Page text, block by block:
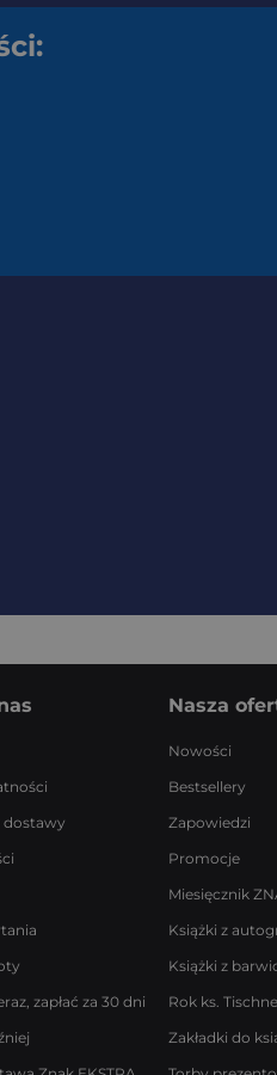
dostawy
zapłać za 30 dni
Nasza
Nowości
Bestsellery
Zapowiedzi
Promocje
Miesięcznik
Książki z
Książki z
Rok ks.
Zakładki do